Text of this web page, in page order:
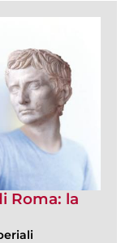
Roma: la